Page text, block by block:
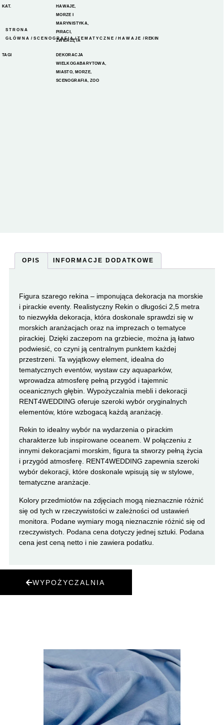
KAT. HAWAJE
MORZE I
MARYNISTYKA
PIRACI
ZWIERZĘTA
TAGI
DEKORACJA
WIELKOGABARYTOWA
MIASTO MORZE,
SCENOGRAFIA
ZOO
STRONA
GŁÓWNA / SCENOGRAFIA/TEMATYCZNE /HAWAJE / REKIN
OPIS INFORMACJE DODATKOWE
Figura szarego rekina – imponująca dekoracja na morskie
i pirackie eventy. Realistyczny Rekin o długości 2,5 metra
to niezwykła dekoracja, która doskonale sprawdzi się w
morskich aranżacjach oraz na imprezach o tematyce
pirackiej. Dzięki zaczepom na grzbiecie, można ją łatwo
podwiesić, co czyni ją centralnym punktem każdej
przestrzeni. Ta wyjątkowy element, idealna do
tematycznych eventów, wystaw czy aquaparków,
wprowadza atmosferę pełną przygód i tajemnic
oceanicznych głębin. Wypożyczalnia mebli i dekoracji
RENT4WEDDING oferuje szeroki wybór oryginalnych
elementów, które wzbogacą każdą aranżację.
Rekin to idealny wybór na wydarzenia o pirackim
charakterze lub inspirowane oceanem. W połączeniu z
innymi dekoracjami morskim, figura ta stworzy pełną życia
i przygód atmosferę. RENT4WEDDING zapewnia szeroki
wybór dekoracji, które doskonale wpisują się w stylowe,
tematyczne aranżacje.
Kolory przedmiotów na zdjęciach mogą nieznacznie różnić
się od tych w rzeczywistości w zależności od ustawień
monitora. Podane wymiary mogą nieznacznie różnić się od
rzeczywistych. Podana cena dotyczy jednej sztuki. Podana
cena jest ceną netto i nie zawiera podatku.
WYPOŻYCZALNIA